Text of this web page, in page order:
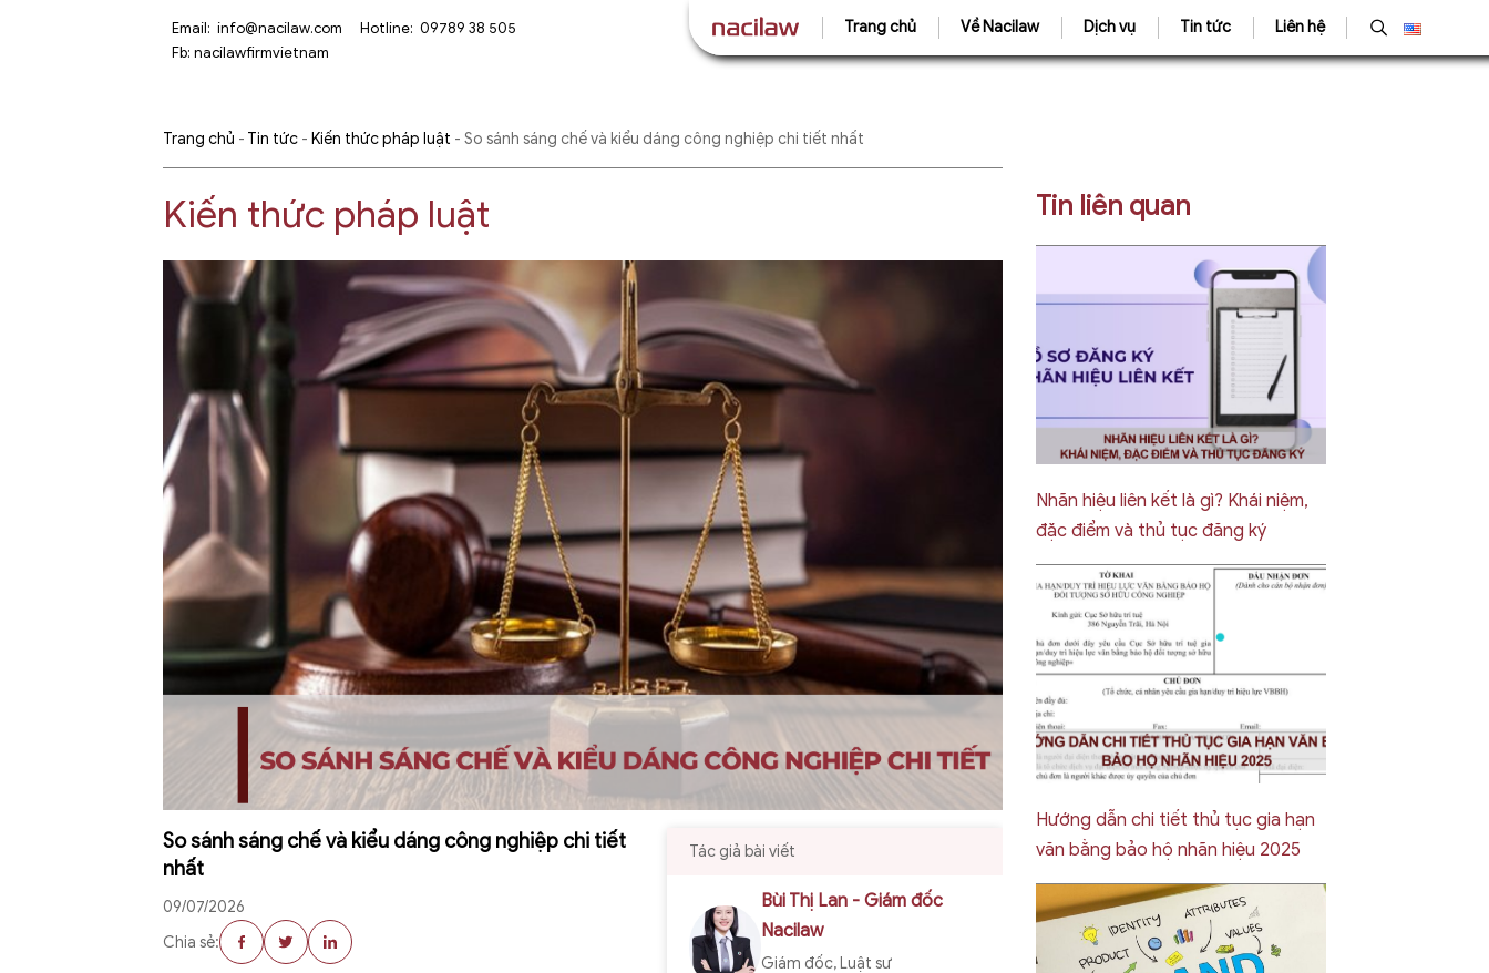
Email: info@nacilaw.com Hotline: 09789 38 505
Fb: nacilawfirmvietnam
Trang chủ Về Nacilaw Dịch vụ Tin tức Liên hệ
Trang chủ - Tin tức - Kiến thức pháp luật - So sánh sáng chế và kiểu dáng công nghiệp chi tiết nhất
Kiến thức pháp luật
So sánh sáng chế và kiểu dáng công nghiệp chi tiết
nhất
09/07/2026
Chia sẻ:
Tác giả bài viết
Bùi Thị Lan - Giám đốc
Nacilaw
Giám đốc, Luật sư
Tin liên quan
Nhãn hiệu liên kết là gì? Khái niệm,
đặc điểm và thủ tục đăng ký
Hướng dẫn chi tiết thủ tục gia hạn
văn bằng bảo hộ nhãn hiệu 2025